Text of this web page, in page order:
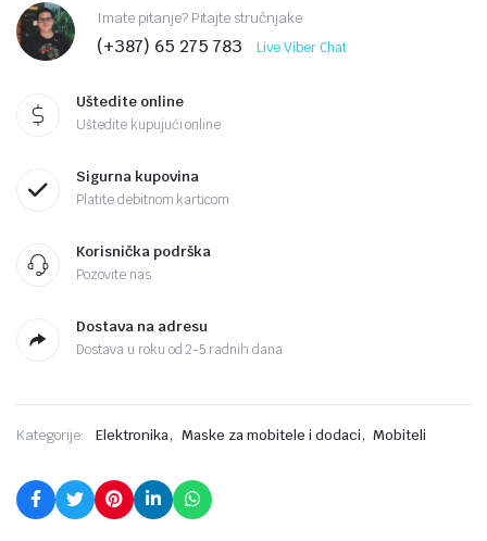
Imate pitanje? Pitajte stručnjake
(+387) 65 275 783 Live Viber Chat
Uštedite online
Uštedite kupujući online
Sigurna kupovina
Platite debitnom karticom
Korisnička podrška
Pozovite nas
Dostava na adresu
Dostava u roku od 2-5 radnih dana
Kategorije: Elektronika, Maske za mobitele i dodaci, Mobiteli